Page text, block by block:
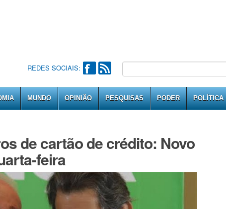
REDES SOCIAIS:
MUNDO OPINIÃO PESQUISAS PODER POLÍTICA
de cartão de crédito: Novo
feira